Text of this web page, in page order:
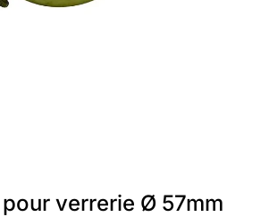
verrerie Ø 57mm